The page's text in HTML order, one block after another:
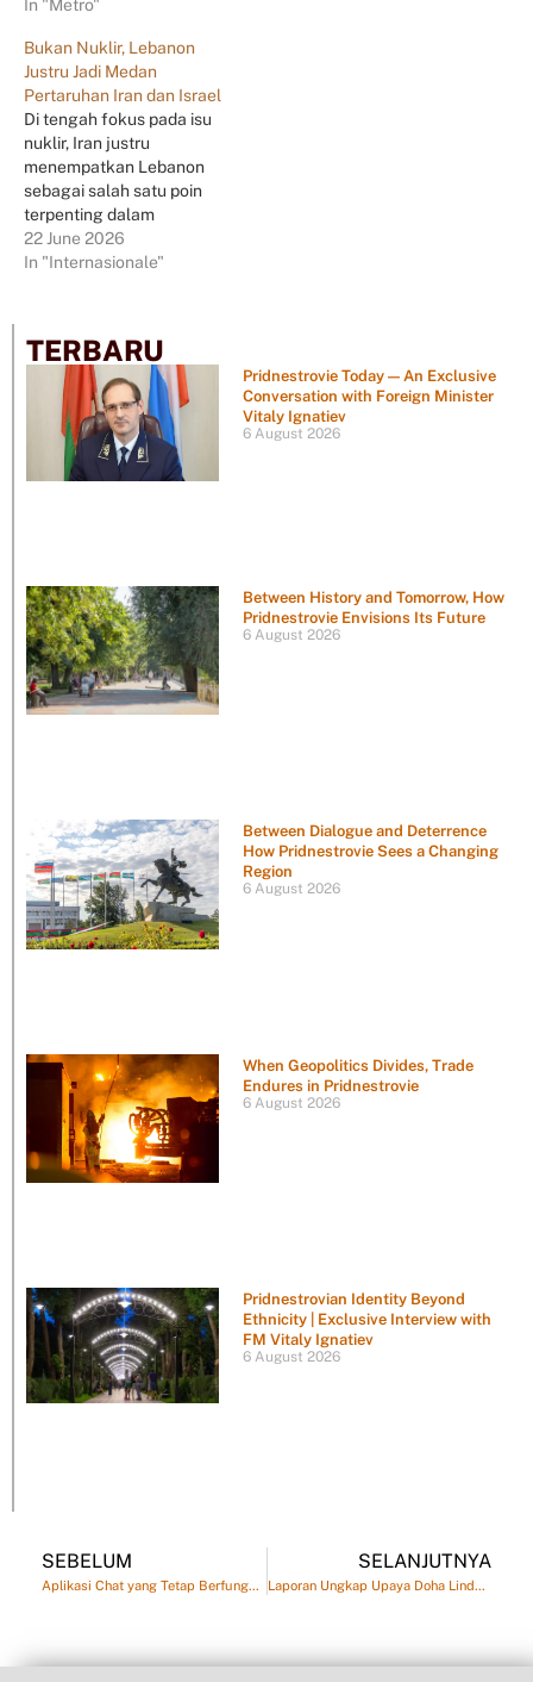
In "Metro"
Bukan Nuklir, Lebanon
Justru Jadi Medan
Pertaruhan Iran dan Israel
Di tengah fokus pada isu
nuklir, Iran justru
menempatkan Lebanon
sebagai salah satu poin
terpenting dalam
implementasi MoU dengan
Amerika Serikat.
22 June 2026
In "Internasionale"
TERBARU
Pridnestrovie Today — An Exclusive
Conversation with Foreign Minister
Vitaly Ignatiev
6 August 2026
Between History and Tomorrow, How
Pridnestrovie Envisions Its Future
6 August 2026
Between Dialogue and Deterrence
How Pridnestrovie Sees a Changing
Region
6 August 2026
When Geopolitics Divides, Trade
Endures in Pridnestrovie
6 August 2026
Pridnestrovian Identity Beyond
Ethnicity | Exclusive Interview with
FM Vitaly Ignatiev
6 August 2026
SEBELUM
Aplikasi Chat yang Tetap Berfungsi Saat Internet Mati
SELANJUTNYA
Laporan Ungkap Upaya Doha Lindungi Fasilitas Gas dari Serangan Iran